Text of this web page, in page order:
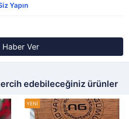
Yapın
Haber Ver
edebileceğiniz ürünler